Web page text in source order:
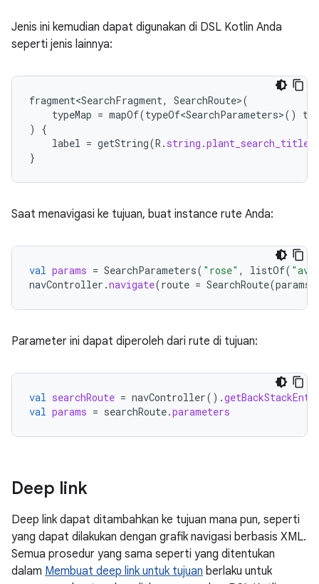
Jenis ini kemudian dapat digunakan di DSL Kotlin Anda
seperti jenis lainnya:
fragment<SearchFragment, SearchRoute>(
typeMap = mapOf(typeOf<SearchParameters>()
to
)
{
label = getString(R . string .plant_search_title
}
Saat menavigasi ke tujuan, buat instance rute Anda:
val params = SearchParameters( "rose" , listOf(
navController .navigate(route = SearchRoute(params
Parameter ini dapat diperoleh dari rute di tujuan:
val searchRoute = navController().
val params = searchRoute.parameters
Deep link
Deep link dapat ditambahkan ke tujuan mana pun, seperti
yang dapat dilakukan dengan grafik navigasi berbasis XML.
Semua prosedur yang sama seperti yang ditentukan
dalam Membuat deep link untuk tujuan berlaku untuk